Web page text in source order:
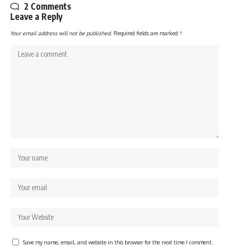
2 Comments
Leave a Reply
Your email address will not be published. Required fields are marked *
Save my name, email, and website in this browser for the next time I comment.